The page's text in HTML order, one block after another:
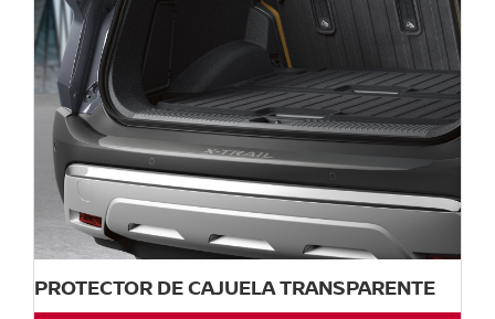
PROTECTOR DE CAJUELA TRANSPARENTE